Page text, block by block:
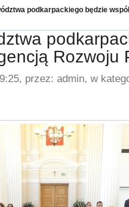
podkarpackiego będzie
Rozwoju
przez: admin, w